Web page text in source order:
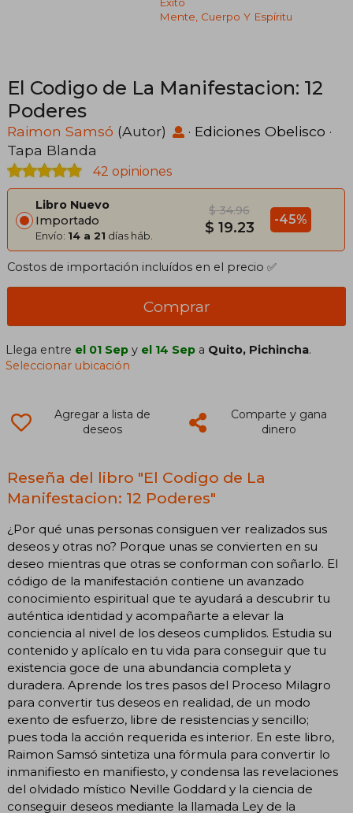
Éxito
Mente, Cuerpo Y Espíritu
El Codigo de La Manifestacion: 12
Poderes
Raimon Samsó (Autor) · Ediciones Obelisco ·
Tapa Blanda
42 opiniones
Libro Nuevo
Importado
Envío: 14 a 21 días háb.
$ 34.96
$ 19.23 -45%
Costos de importación incluídos en el precio ✅
Comprar
Llega entre el 01 Sep y el 14 Sep a Quito, Pichincha.
Seleccionar ubicación
Agregar a lista de
deseos
Comparte y gana
dinero
Reseña del libro "El Codigo de La
Manifestacion: 12 Poderes"
¿Por qué unas personas consiguen ver realizados sus
deseos y otras no? Porque unas se convierten en su
deseo mientras que otras se conforman con soñarlo. El
código de la manifestación contiene un avanzado
conocimiento espiritual que te ayudará a descubrir tu
auténtica identidad y acompañarte a elevar la
conciencia al nivel de los deseos cumplidos. Estudia su
contenido y aplícalo en tu vida para conseguir que tu
existencia goce de una abundancia completa y
duradera. Aprende los tres pasos del Proceso Milagro
para convertir tus deseos en realidad, de un modo
exento de esfuerzo, libre de resistencias y sencillo;
pues toda la acción requerida es interior. En este libro,
Raimon Samsó sintetiza una fórmula para convertir lo
inmanifiesto en manifiesto, y condensa las revelaciones
del olvidado místico Neville Goddard y la ciencia de
conseguir deseos mediante la llamada Ley de la